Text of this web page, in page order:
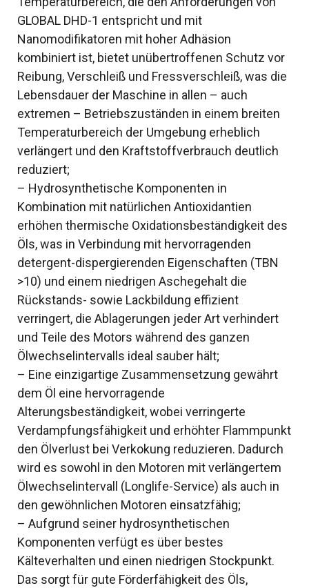
GLOBAL DHD-1 entspricht und mit
Nanomodifikatoren mit hoher Adhäsion
kombiniert ist, bietet unübertroffenen Schutz vor
Reibung, Verschleiß und Fressverschleiß, was die
Lebensdauer der Maschine in allen – auch
extremen – Betriebszuständen in einem breiten
Temperaturbereich der Umgebung erheblich
verlängert und den Kraftstoffverbrauch deutlich
reduziert;
– Hydrosynthetische Komponenten in
Kombination mit natürlichen Antioxidantien
erhöhen thermische Oxidationsbeständigkeit des
Öls, was in Verbindung mit hervorragenden
detergent-dispergierenden Eigenschaften (TBN
>10) und einem niedrigen Aschegehalt die
Rückstands- sowie Lackbildung effizient
verringert, die Ablagerungen jeder Art verhindert
und Teile des Motors während des ganzen
Ölwechselintervalls ideal sauber hält;
– Eine einzigartige Zusammensetzung gewährt
dem Öl eine hervorragende
Alterungsbeständigkeit, wobei verringerte
Verdampfungsfähigkeit und erhöhter Flammpunkt
den Ölverlust bei Verkokung reduzieren. Dadurch
wird es sowohl in den Motoren mit verlängertem
Ölwechselintervall (Longlife-Service) als auch in
den gewöhnlichen Motoren einsatzfähig;
– Aufgrund seiner hydrosynthetischen
Komponenten verfügt es über bestes
Kälteverhalten und einen niedrigen Stockpunkt.
Das sorgt für gute Förderfähigkeit des Öls,